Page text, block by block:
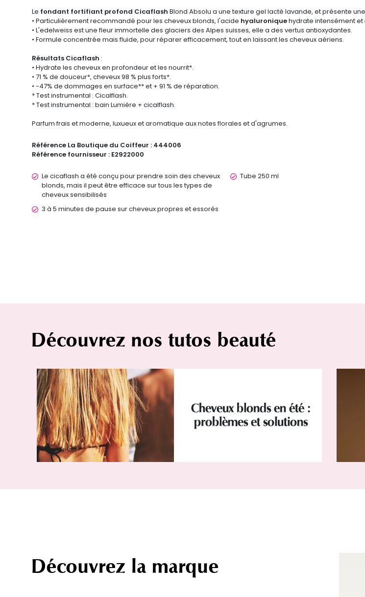
Le fondant fortifiant profond Cicaflash Blond Absolu a une texture gel lacté lavande, et présente
• Particulièrement recommandé pour les cheveux blonds, l'acide hyaluroniquehydrate intensément
• L'edelweiss est une fleur immortelle des glaciers des Alpes suisses, elle a des vertus antioxydantes.
• Formule concentrée mais fluide, pour réparer efficacement, tout en laissant les cheveux aériens.
Résultats Cicaflash :
• Hydrate les cheveux en profondeur et les nourrit*.
• 71 % de douceur*, cheveux 98 % plus forts*.
• -47% de dommages en surface** et + 91 % de réparation.
* Test instrumental : Cicalflash.
* Test instrumental : bain Lumière + cicalflash.
Parfum frais et moderne, luxueux et aromatique aux notes florales et d'agrumes.
Référence La Boutique du Coiffeur : 444006
Référence fournisseur : E2922000
Le cicaflash a été conçu pour prendre soin des cheveux
blonds, mais il peut être efficace sur tous les types de
cheveux sensibilisés
Tube 250 ml
3 à 5 minutes de pause sur cheveux propres et essorés
Découvrez nos tutos beauté
Cheveux blonds en été :
problèmes et solutions
Découvrez la marque